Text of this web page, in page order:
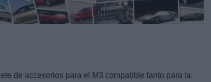
de accesorios para el M3 compatible tanto para la